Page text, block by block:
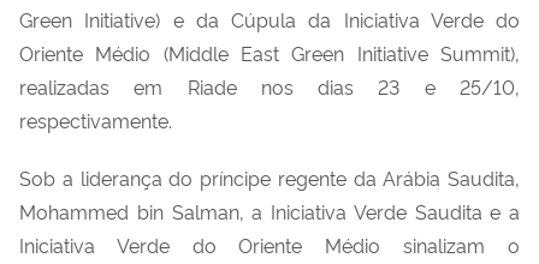
Green Initiative) e da Cúpula da Iniciativa Verde do
Oriente Médio (Middle East Green Initiative Summit),
realizadas em Riade nos dias 23 e 25/10,
respectivamente.
Sob a liderança do príncipe regente da Arábia Saudita,
Mohammed bin Salman, a Iniciativa Verde Saudita e a
Iniciativa Verde do Oriente Médio sinalizam o